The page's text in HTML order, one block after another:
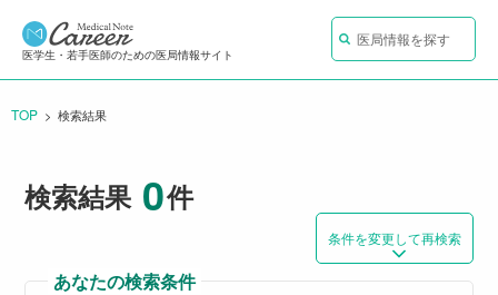
医学生・若手医師のための医局情報サイト
医局情報を探す
TOP CURRENT:
検索結果
検索結果 0件
条件を変更して再検索
あなたの検索条件